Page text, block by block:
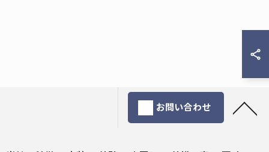
お問い合わせ